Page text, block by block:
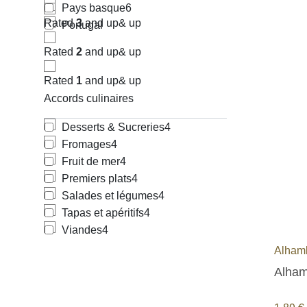
Pays basque6
Portugal
Rated3and up& up
Rated 2 and up& up
Rated 1 and up& up
Accords culinaires
Desserts & Sucreries4
Fromages4
Fruit de mer4
Premiers plats4
Salades et légumes4
Tapas et apéritifs4
Viandes4